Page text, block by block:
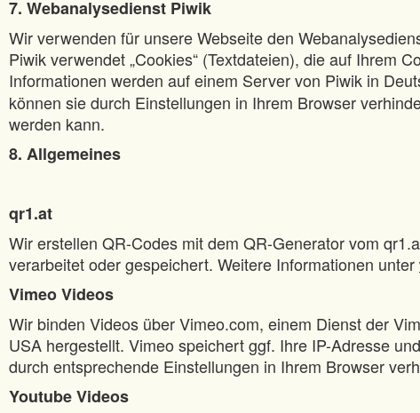
7. Webanalysedienst Piwik
Wir verwenden für unsere Webseite den
Piwik verwendet „Cookies“ (Textdateien), die auf Ihrem
Informationen werden auf einem Server von Piwik in
können sie durch Einstellungen in Ihrem Browser
werden kann.
8. Allgemeines
qr1.at
Wir erstellen QR-Codes mit dem QR-Generator vom
verarbeitet oder gespeichert. Weitere Informationen unter
Vimeo Videos
Wir binden Videos über Vimeo.com, einem Dienst der
USA hergestellt. Vimeo speichert ggf. Ihre IP-Adresse
durch entsprechende Einstellungen in Ihrem Browser
Youtube Videos